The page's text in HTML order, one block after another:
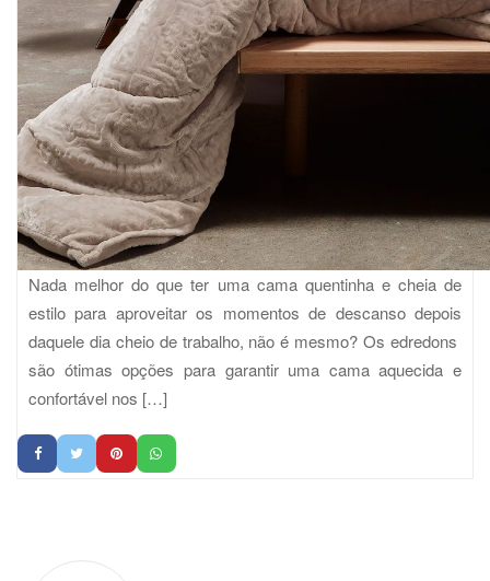
Nada melhor do que ter uma cama quentinha e cheia de
estilo para aproveitar os momentos de descanso depois
daquele dia cheio de trabalho, não é mesmo? Os edredons
são ótimas opções para garantir uma cama aquecida e
confortável nos […]
Altenburg | One Comment